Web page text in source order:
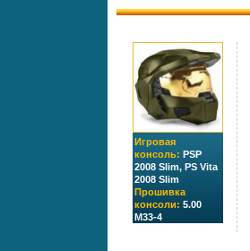
Игровая
консоль: PSP
2008 Slim, PS Vita
2008 Slim
Прошивка
консоли: 5.00
M33-4